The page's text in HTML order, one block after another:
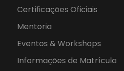
Certificações Oficiais
Mentoria
Eventos & Workshops
Informações de Matrícula